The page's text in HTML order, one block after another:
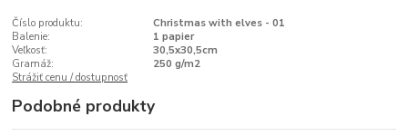
Číslo produktu:
Christmas with elves - 01
Balenie:
1 papier
Veľkosť:
30,5x30,5cm
Gramáž:
250 g/m2
Strážiť cenu / dostupnosť
Podobné produkty